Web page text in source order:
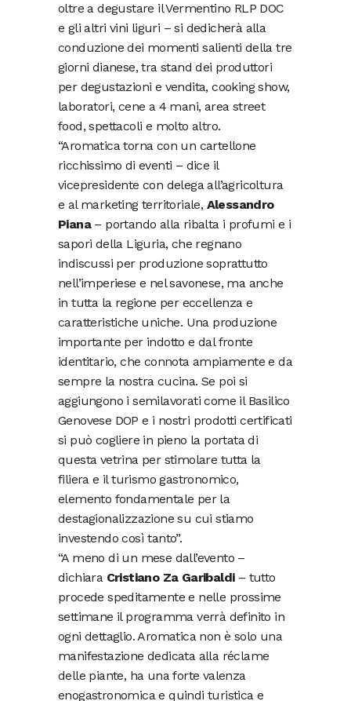
oltre a degustare il Vermentino RLP DOC
e gli altri vini liguri – si dedicherà alla
conduzione dei momenti salienti della tre
giorni dianese, tra stand dei produttori
per degustazioni e vendita, cooking show,
laboratori, cene a 4 mani, area street
food, spettacoli e molto altro.
“Aromatica torna con un cartellone
ricchissimo di eventi – dice il
vicepresidente con delega all’agricoltura
e al marketing territoriale, Alessandro
Piana– portando alla ribalta i profumi e i
sapori della Liguria, che regnano
indiscussi per produzione soprattutto
nell’imperiese e nel savonese, ma anche
in tutta la regione per eccellenza e
caratteristiche uniche. Una produzione
importante per indotto e dal fronte
identitario, che connota ampiamente e da
sempre la nostra cucina. Se poi si
aggiungono i semilavorati come il Basilico
Genovese DOP e i nostri prodotti certificati
si può cogliere in pieno la portata di
questa vetrina per stimolare tutta la
filiera e il turismo gastronomico,
elemento fondamentale per la
destagionalizzazione su cui stiamo
investendo così tanto”.
“A meno di un mese dall’evento –
dichiaraCristiano Za Garibaldi– tutto
procede speditamente e nelle prossime
settimane il programma verrà definito in
ogni dettaglio. Aromatica non è solo una
manifestazione dedicata alla réclame
delle piante, ha una forte valenza
enogastronomica e quindi turistica e